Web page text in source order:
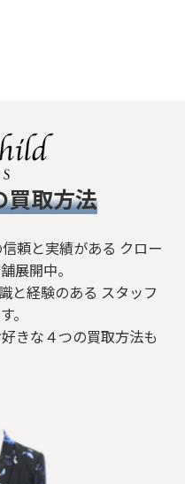
買取方法
頼と実績がある クロー
展開中。
と経験のある スタッフ
。
きな４つの買取方法も